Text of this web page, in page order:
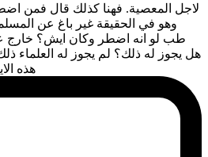
لاجل المعصية. فهنا كذلك قال فمن
وهو في الحقيقة غير باغ عن
طب لو انه اضطر وكان ايش؟ خارج
هل يجوز له ذلك؟ لم يجوز له العلماء
هذه